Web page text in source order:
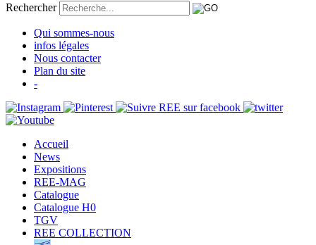
Rechercher
Qui sommes-nous
infos légales
Nous contacter
Plan du site
-
Accueil
News
Expositions
REE-MAG
Catalogue
Catalogue H0
TGV
REE COLLECTION